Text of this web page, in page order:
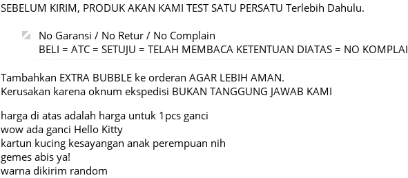
SEBELUM KIRIM, PRODUK AKAN KAMI TEST SATU PERSATU Terlebih Dahulu.
No Garansi / No Retur / No Complain
BELI = ATC = SETUJU = TELAH MEMBACA KETENTUAN DIATAS = NO
Tambahkan EXTRA BUBBLE ke orderan AGAR LEBIH AMAN.
Kerusakan karena oknum ekspedisi BUKAN TANGGUNG JAWAB KAMI
harga di atas adalah harga untuk 1pcs ganci
wow ada ganci Hello Kitty
kartun kucing kesayangan anak perempuan nih
gemes abis ya!
warna dikirim random